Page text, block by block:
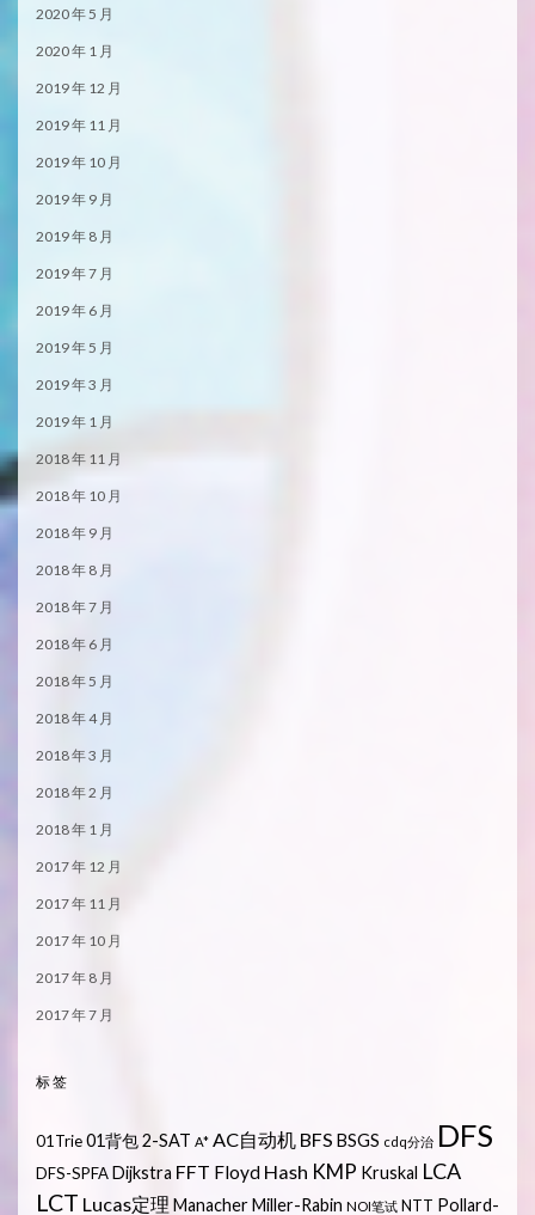
2020 年 5 月
2020 年 1 月
2019 年 12 月
2019 年 11 月
2019 年 10 月
2019 年 9 月
2019 年 8 月
2019 年 7 月
2019 年 6 月
2019 年 5 月
2019 年 3 月
2019 年 1 月
2018 年 11 月
2018 年 10 月
2018 年 9 月
2018 年 8 月
2018 年 7 月
2018 年 6 月
2018 年 5 月
2018 年 4 月
2018 年 3 月
2018 年 2 月
2018 年 1 月
2017 年 12 月
2017 年 11 月
2017 年 10 月
2017 年 8 月
2017 年 7 月
标签
01Trie01背包2-SAT A* AC自动机 BFS BSGS cdq分治 DFS
DFS-SPFADijkstra FFT Floyd Hash KMP Kruskal LCA
LCT Lucas定理 ManacherMiller-Rabin NOI笔试 NTT Pollard-